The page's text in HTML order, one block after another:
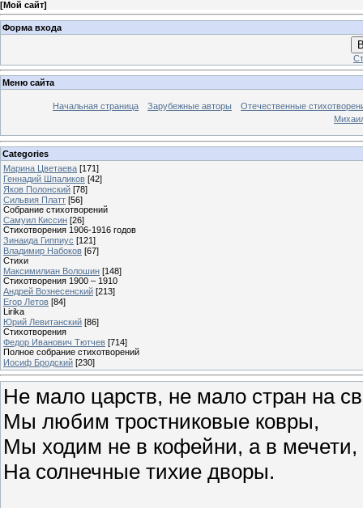
[Мой сайт]
Форма входа
Меню сайта
Начальная страница Зарубежные авторы
Отечественные
Categories
Марина Цветаева [171]
Геннадий Шпаликов [42]
Яков Полонский [78]
Сильвия Платт [56]
Собрание стихотворений
Самуил Киссин [26]
Стихотворения 1906-1916 годов
Зинаида Гиппиус [121]
Владимир Набоков [67]
Стихи
Максимилиан Волошин [148]
Стихотворения 1900 – 1910
Андрей Вознесенский [213]
Егор Летов [84]
Lirika
Юрий Левитанский [86]
Стихотворения
Федор Иванович Тютчев [714]
Полное собрание стихотворений
Иосиф Бродский [230]
Не мало царств, не мало стран на
Мы любим тростниковые ковры,
Мы ходим не в кофейни, а в мечети,
На солнечные тихие дворы.